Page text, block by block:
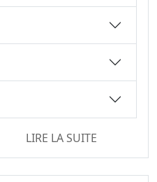
LIRE LA SUITE